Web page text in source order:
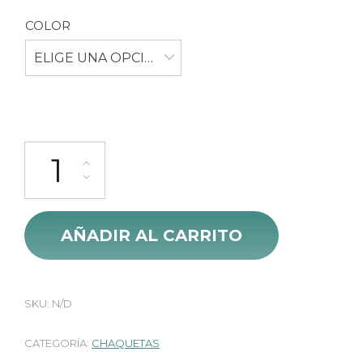
COLOR
ELIGE UNA OPCIÓN
AÑADIR AL CARRITO
SKU: N/D
CATEGORÍA: CHAQUETAS